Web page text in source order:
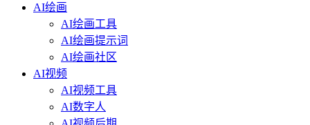
AI绘画
AI绘画工具
AI绘画提示词
AI绘画社区
AI视频
AI视频工具
AI数字人